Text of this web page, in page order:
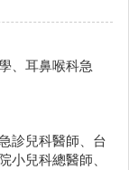
、耳鼻喉科急
診兒科醫師、台
小兒科總醫師、